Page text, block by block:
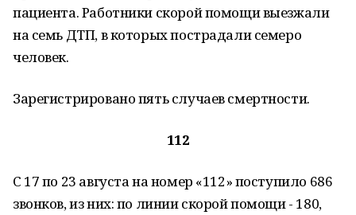
пациента. Работники скорой помощи выезжали
на семь ДТП, в которых пострадали семеро
человек.
Зарегистрировано пять случаев смертности.
112
С 17 по 23 августа на номер «112» поступило 686
звонков, из них: по линии скорой помощи - 180,